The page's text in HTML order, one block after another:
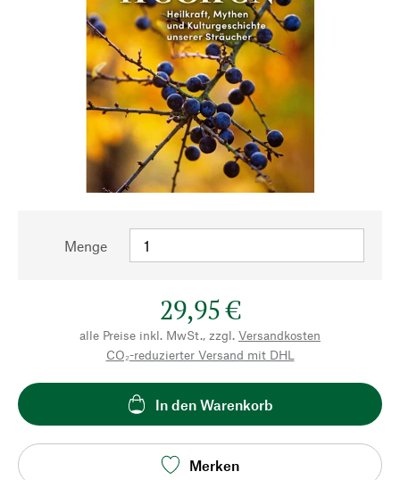
Menge
29,95 €
alle Preise inkl. MwSt., zzgl. Versandkosten
CO₂-reduzierter Versand mit DHL
In den Warenkorb
Merken